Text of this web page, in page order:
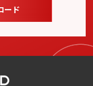
ード